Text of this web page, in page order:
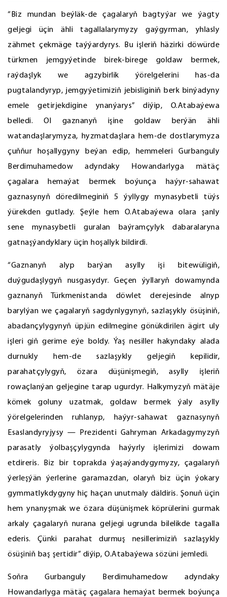
“Biz mundan beýläk-de çagalaryň bagtyýar we ýagty
geljegi üçin ähli tagallalarymyzy gaýgyrman, yhlasly
zähmet çekmäge taýýardyrys. Bu işleriň häzirki döwürde
türkmen jemgyýetinde birek-birege goldaw bermek,
raýdaşlyk we agzybirlik ýörelgelerini has-da
pugtalandyryp, jemgyýetimiziň jebisliginiň berk binýadyny
emele getirjekdigine ynanýarys” diýip, O.Atabaýewa
belledi. Ol gaznanyň işine goldaw berýän ähli
watandaşlarymyza, hyzmatdaşlara hem-de dostlarymyza
çuňňur hoşallygyny beýan edip, hemmeleri Gurbanguly
Berdimuhamedow adyndaky Howandarlyga mätäç
çagalara hemaýat bermek boýunça haýyr-sahawat
gaznasynyň döredilmeginiň 5 ýyllygy mynasybetli tüýs
ýürekden gutlady. Şeýle hem O.Atabaýewa olara şanly
sene mynasybetli guralan baýramçylyk dabaralaryna
gatnaşýandyklary üçin hoşallyk bildirdi.
“Gaznanyň alyp barýan asylly işi bitewüligiň,
duýgudaşlygyň nusgasydyr. Geçen ýyllaryň dowamynda
gaznanyň Türkmenistanda döwlet derejesinde alnyp
barylýan we çagalaryň sagdynlygynyň, sazlaşykly ösüşiniň,
abadançylygynyň üpjün edilmegine gönükdirilen ägirt uly
işleri giň gerime eýe boldy. Ýaş nesiller hakyndaky alada
durnukly hem-de sazlaşykly geljegiň kepilidir,
parahatçylygyň, özara düşünişmegiň, asylly işleriň
rowaçlanýan geljegine tarap ugurdyr. Halkymyzyň mätäje
kömek goluny uzatmak, goldaw bermek ýaly asylly
ýörelgelerinden ruhlanyp, haýyr-sahawat gaznasynyň
Esaslandyryjysy — Prezidenti Gahryman Arkadagymyzyň
parasatly ýolbaşçylygynda haýyrly işlerimizi dowam
etdireris. Biz bir toprakda ýaşaýandygymyzy, çagalaryň
ýerleşýän ýerlerine garamazdan, olaryň biz üçin ýokary
gymmatlykdygyny hiç haçan unutmaly däldiris. Şonuň üçin
hem ynanyşmak we özara düşünişmek köprülerini gurmak
arkaly çagalaryň nurana geljegi ugrunda bilelikde tagalla
ederis. Çünki parahat durmuş nesillerimiziň sazlaşykly
ösüşiniň baş şertidir” diýip, O.Atabaýewa sözüni jemledi.
Soňra Gurbanguly Berdimuhamedow adyndaky
Howandarlyga mätäç çagalara hemaýat bermek boýunça